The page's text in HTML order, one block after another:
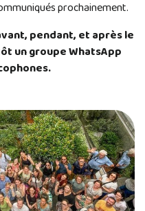
prochainement.
pendant, et après le
un groupe WhatsApp